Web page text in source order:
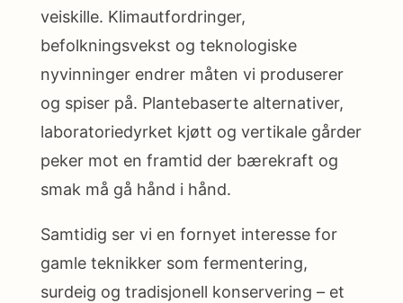
veiskille. Klimautfordringer,
befolkningsvekst og teknologiske
nyvinninger endrer måten vi produserer
og spiser på. Plantebaserte alternativer,
laboratoriedyrket kjøtt og vertikale gårder
peker mot en framtid der bærekraft og
smak må gå hånd i hånd.
Samtidig ser vi en fornyet interesse for
gamle teknikker som fermentering,
surdeig og tradisjonell konservering – et